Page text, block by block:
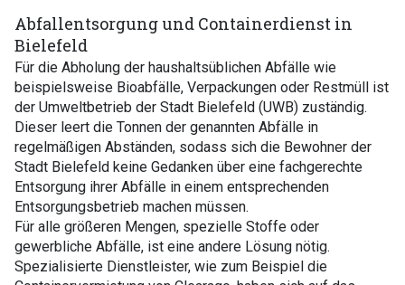
Abfallentsorgung und Containerdienst in
Bielefeld
Für die Abholung der haushaltsüblichen Abfälle wie
beispielsweise Bioabfälle, Verpackungen oder Restmüll ist
der Umweltbetrieb der Stadt Bielefeld (UWB) zuständig.
Dieser leert die Tonnen der genannten Abfälle in
regelmäßigen Abständen, sodass sich die Bewohner der
Stadt Bielefeld keine Gedanken über eine fachgerechte
Entsorgung ihrer Abfälle in einem entsprechenden
Entsorgungsbetrieb machen müssen.
Für alle größeren Mengen, spezielle Stoffe oder
gewerbliche Abfälle, ist eine andere Lösung nötig.
Spezialisierte Dienstleister, wie zum Beispiel die